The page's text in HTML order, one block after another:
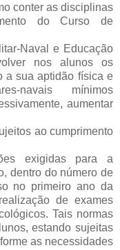
conter as disciplinas
do Curso de
Naval e Educação
nos alunos os
a sua aptidão física e
navais mínimos
aumentar
ao cumprimento
exigidas para a
dentro do número de
no primeiro ano da
de exames
Tais normas
estando sujeitas
as necessidades